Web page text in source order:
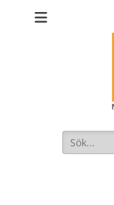
Sök
efter: